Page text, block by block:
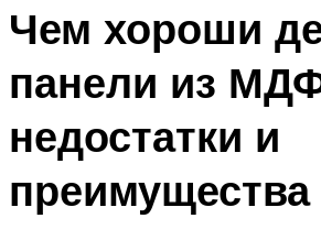
Чем хороши
панели из
недостатки и
преимущества